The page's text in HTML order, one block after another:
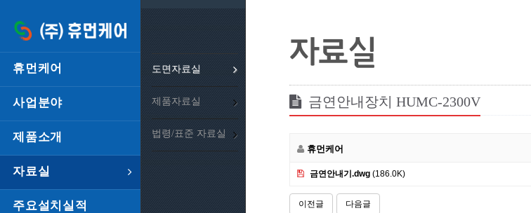
휴먼케어
사업분야
제품소개
자료실
주요설치실적
도면자료실
제품자료실
법령/표준 자료실
자료실
금연안내장치 HUMC-2300V
휴먼케어
금연안내기.dwg(186.0K)
이전글 다음글